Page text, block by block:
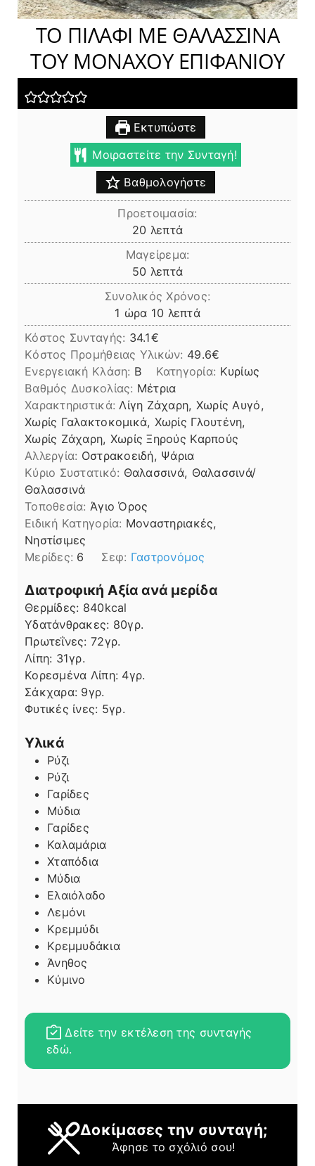
ΤΟ ΠΙΛΑΦΙ ΜΕ ΘΑΛΑΣΣΙΝΑ
ΤΟΥ ΜΟΝΑΧΟΥ ΕΠΙΦΑΝΙΟΥ
Εκτυπώστε
Μοιραστείτε την Συνταγή!
Βαθμολογήστε
Προετοιμασία:
20 λεπτά
λεπτά
Μαγείρεμα:
50 λεπτά
λεπτά
Συνολικός Χρόνος:
1 ώρα
ώρα 10 λεπτά
λεπτά
Κόστος Συνταγής: 34.1€
Kόστος Προμήθειας Υλικών: 49.6
Ενεργειακή Κλάση: B Κατηγορία: Κυρίως
Βαθμός Δυσκολίας: Μέτρια
Χαρακτηριστικά: Λίγη Ζάχαρη, Χωρίς Αυγό,
Χωρίς Γαλακτοκομικά, Χωρίς Γλουτένη,
Χωρίς Ζάχαρη, Χωρίς Ξηρούς Καρπούς
Αλλεργία: Οστρακοειδή, Ψάρια
Kύριο Συστατικό: Θαλασσινά, Θαλασσινά/
Θαλασσινά
Τοποθεσία: Άγιο Όρος
Ειδική Κατηγορία: Μοναστηριακές,
Νηστίσιμες
Μερίδες: 6 Σεφ: Γαστρονόμος
Διατροφική Αξία ανά μερίδα
Θερμίδες: 840kcal
Υδατάνθρακες: 80γρ.
Πρωτεΐνες: 72γρ.
Λίπη
Λίπη: 31γρ.
Κορεσμένα Λίπη: 4γρ.
Σάκχαρα: 9γρ.
Φυτικές ίνες: 5γρ.
Υλικά
Ρύζι
Ρύζι
Γαρίδες
Μύδια
Γαρίδες
Καλαμάρια
Χταπόδια
Μύδια
Ελαιόλαδο
Λεμόνι
Κρεμμύδι
Κρεμμυδάκια
Άνηθος
Κύμινο
Δείτε την εκτέλεση της συνταγής
εδώ.
Δοκίμασες την συνταγή;
Άφησε το σχόλιό σου!